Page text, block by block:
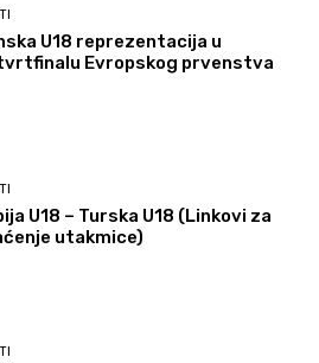
U18 reprezentacija u
Evropskog prvenstva
U18 – Turska U18 (Linkovi za
utakmice)